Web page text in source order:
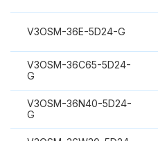
V3OSM-36E-5D24-G
V3OSM-36C65-5D24-
G
V3OSM-36N40-5D24-
G